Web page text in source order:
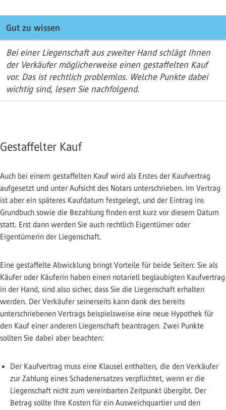
Gut zu wissen
Bei einer Liegenschaft aus zweiter Hand schlägt Ihnen
der Verkäufer möglicherweise einen gestaffelten Kauf
vor. Das ist rechtlich problemlos. Welche Punkte dabei
wichtig sind, lesen Sie nachfolgend.
Gestaffelter Kauf
Auch bei einem gestaffelten Kauf wird als Erstes der Kaufvertrag
aufgesetzt und unter Aufsicht des Notars unterschrieben. Im Vertrag
ist aber ein späteres Kaufdatum festgelegt, und der Eintrag ins
Grundbuch sowie die Bezahlung finden erst kurz vor diesem Datum
statt. Erst dann werden Sie auch rechtlich Eigentümer oder
Eigentümerin der Liegenschaft.
Eine gestaffelte Abwicklung bringt Vorteile für beide Seiten: Sie als
Käufer oder Käuferin haben einen notariell beglaubigten Kaufvertrag
in der Hand, sind also sicher, dass Sie die Liegenschaft erhalten
werden. Der Verkäufer seinerseits kann dank des bereits
unterschriebenen Vertrags beispielsweise eine neue Hypothek für
den Kauf einer anderen Liegenschaft beantragen. Zwei Punkte
sollten Sie dabei aber beachten:
Der Kaufvertrag muss eine Klausel enthalten, die den Verkäufer
zur Zahlung eines Schadenersatzes verpflichtet, wenn er die
Liegenschaft nicht zum vereinbarten Zeitpunkt übergibt. Der
Betrag sollte Ihre Kosten für ein Ausweichquartier und den